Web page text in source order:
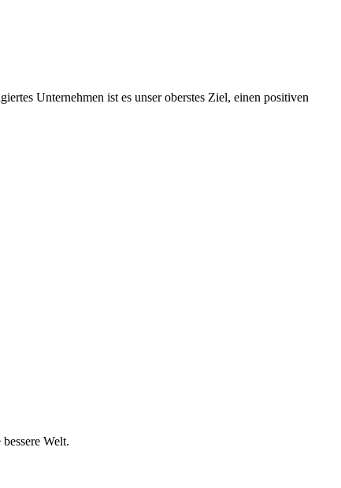
Unternehmen ist es unser oberstes Ziel, einen positiven
Welt.